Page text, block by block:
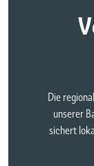
Die
unserer
sichert